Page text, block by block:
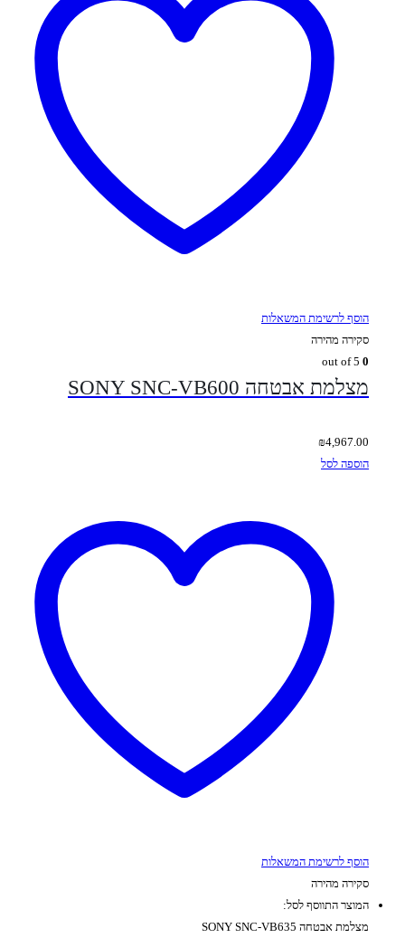
הוסף לרשימת המשאלות
סקירה מהירה
מצלמת אבטחה SONY SNC-VB600
₪4,967.00
הוספה לסל
הוסף לרשימת המשאלות
סקירה מהירה
המוצר התווסף לסל:
מצלמת אבטחה SONY SNC-VB635